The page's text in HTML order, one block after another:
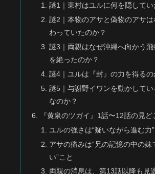
謎1｜東村はユルに何を隠してい
謎2｜本物のアサと偽物のアサ
わっていたのか？
謎3｜両親はなぜ沖縄へ向かう飛
を絶ったのか？
謎4｜ユルは『封』の力を得るの
謎5｜与謝野イワンを動かして
なのか？
『黄泉のツガイ』1話〜12話の見ど
ユルの強さは“疑いながら進む力
アサの痛みは“兄の記憶の中の妹
い”こと
両親の消息は、第13話以降も見